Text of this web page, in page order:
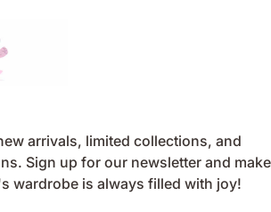
arrivals, limited collections, and
Sign up for our newsletter and make
wardrobe is always filled with joy!